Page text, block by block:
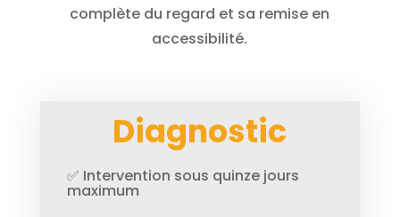
complète du regard et sa remise en
accessibilité.
Diagnostic
✅ Intervention sous quinze jours
maximum